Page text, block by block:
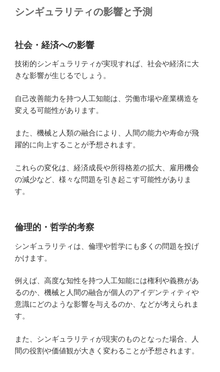
シンギュラリティの影響と予測
社会・経済への影響
技術的シンギュラリティが実現すれば、社会や経済に大
きな影響が生じるでしょう。
自己改善能力を持つ人工知能は、労働市場や産業構造を
変える可能性があります。
また、機械と人類の融合により、人間の能力や寿命が飛
躍的に向上することが予想されます。
これらの変化は、経済成長や所得格差の拡大、雇用機会
の減少など、様々な問題を引き起こす可能性がありま
す。
倫理的・哲学的考察
シンギュラリティは、倫理や哲学にも多くの問題を投げ
かけます。
例えば、高度な知性を持つ人工知能には権利や義務があ
るのか、機械と人間の融合が個人のアイデンティティや
意識にどのような影響を与えるのか、などが考えられま
す。
また、シンギュラリティが現実のものとなった場合、人
間の役割や価値観が大きく変わることが予想されます。